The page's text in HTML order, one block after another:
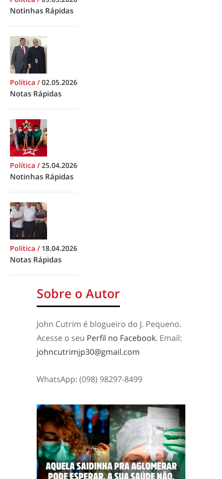
Notinhas Rápidas
Política /02.05.2026
Notas Rápidas
Política /25.04.2026
Notinhas Rápidas
Política / 18.04.2026
Notas Rápidas
Sobre o Autor
John Cutrim é blogueiro do J. Pequeno.
Acesse o seu Perfil no Facebook. Email:
johncutrimjp30@gmail.com
WhatsApp: (098) 98297-8499